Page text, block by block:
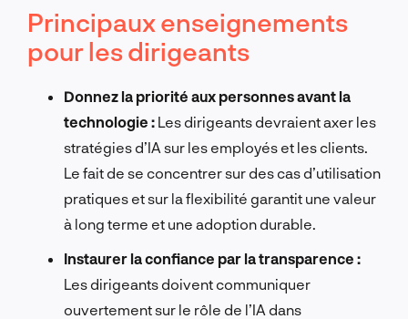
Principaux enseignements
pour les dirigeants
Donnez la priorité aux personnes avant la
technologie : Les dirigeants devraient axer les
stratégies d’IA sur les employés et les clients.
Le fait de se concentrer sur des cas d’utilisation
pratiques et sur la flexibilité garantit une valeur
à long terme et une adoption durable.
Instaurer la confiance par la transparence :
Les dirigeants doivent communiquer
ouvertement sur le rôle de l’IA dans